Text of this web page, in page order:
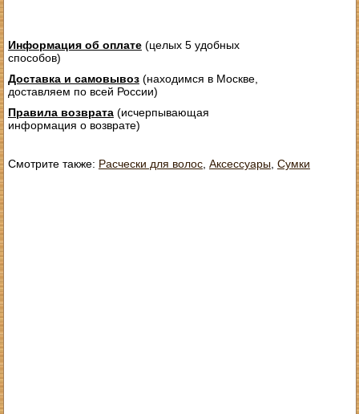
Информация об оплате(целых 5 удобных
способов)
Доставка и самовывоз(находимся в Москве,
доставляем по всей России)
Правила возврата(исчерпывающая
информация о возврате)
Смотрите также: Расчески для волос, Аксессуары, Сумки